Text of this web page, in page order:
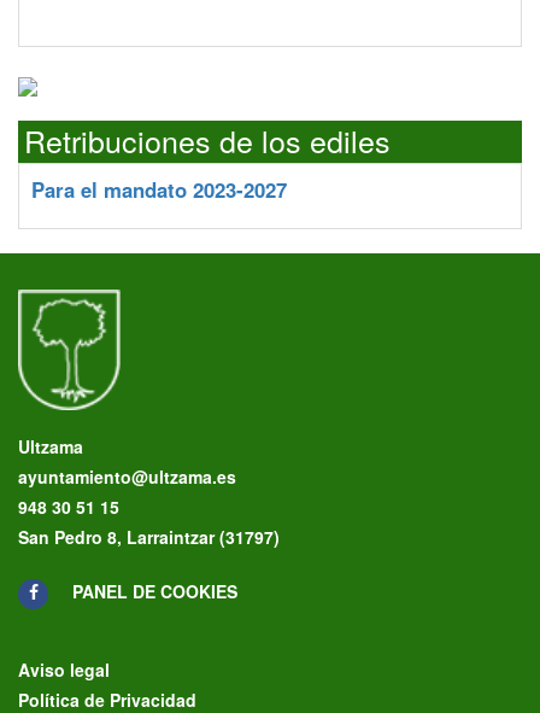
Retribuciones de los ediles
Para el mandato 2023-2027
Ultzama
ayuntamiento@ultzama.es
948 30 51 15
San Pedro 8, Larraintzar (31797)
PANEL DE COOKIES
Aviso legal
Política de Privacidad